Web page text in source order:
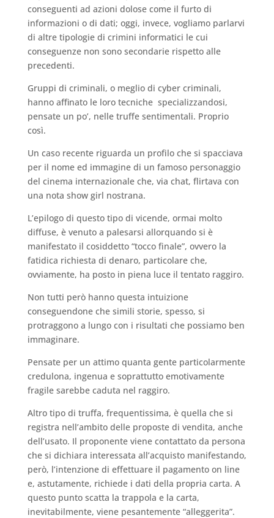
conseguenti ad azioni dolose come il furto di
informazioni o di dati; oggi, invece, vogliamo parlarvi
di altre tipologie di crimini informatici le cui
conseguenze non sono secondarie rispetto alle
precedenti.
Gruppi di criminali, o meglio di cyber criminali,
hanno affinato le loro tecniche specializzandosi,
pensate un po’, nelle truffe sentimentali. Proprio
così.
Un caso recente riguarda un profilo che si spacciava
per il nome ed immagine di un famoso personaggio
del cinema internazionale che, via chat, flirtava con
una nota show girl nostrana.
L’epilogo di questo tipo di vicende, ormai molto
diffuse, è venuto a palesarsi allorquando si è
manifestato il cosiddetto “tocco finale”, ovvero la
fatidica richiesta di denaro, particolare che,
ovviamente, ha posto in piena luce il tentato raggiro.
Non tutti però hanno questa intuizione
conseguendone che simili storie, spesso, si
protraggono a lungo con i risultati che possiamo ben
immaginare.
Pensate per un attimo quanta gente particolarmente
credulona, ingenua e soprattutto emotivamente
fragile sarebbe caduta nel raggiro.
Altro tipo di truffa, frequentissima, è quella che si
registra nell’ambito delle proposte di vendita, anche
dell’usato. Il proponente viene contattato da persona
che si dichiara interessata all’acquisto manifestando,
però, l’intenzione di effettuare il pagamento on line
e, astutamente, richiede i dati della propria carta. A
questo punto scatta la trappola e la carta,
inevitabilmente, viene pesantemente “alleggerita”.